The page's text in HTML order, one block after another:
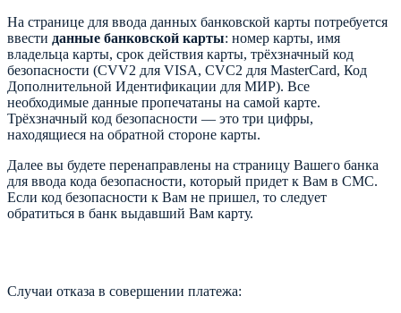
На странице для ввода данных банковской карты потребуется
ввести данные банковской карты: номер карты, имя
владельца карты, срок действия карты, трёхзначный код
безопасности (CVV2 для VISA, CVC2 для MasterCard, Код
Дополнительной Идентификации для МИР). Все
необходимые данные пропечатаны на самой карте.
Трёхзначный код безопасности — это три цифры,
находящиеся на обратной стороне карты.
Далее вы будете перенаправлены на страницу Вашего банка
для ввода кода безопасности, который придет к Вам в СМС.
Если код безопасности к Вам не пришел, то следует
обратиться в банк выдавший Вам карту.
Случаи отказа в совершении платежа: